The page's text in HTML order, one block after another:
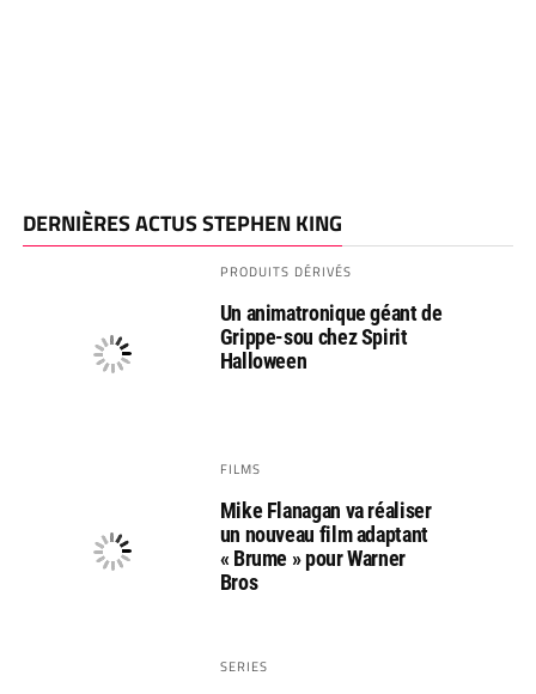
DERNIÈRES ACTUS STEPHEN KING
PRODUITS DÉRIVÉS
Un animatronique géant de
Grippe-sou chez Spirit
Halloween
FILMS
Mike Flanagan va réaliser
un nouveau film adaptant
« Brume » pour Warner
Bros
SERIES